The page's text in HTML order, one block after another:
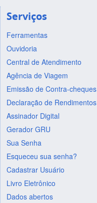
Serviços
Ferramentas
Ouvidoria
Central de Atendimento
Agência de Viagem
Emissão de Contra-cheques
Declaração de Rendimentos
Assinador Digital
Gerador GRU
Sua Senha
Esqueceu sua senha?
Cadastrar Usuário
Livro Eletrônico
Dados abertos